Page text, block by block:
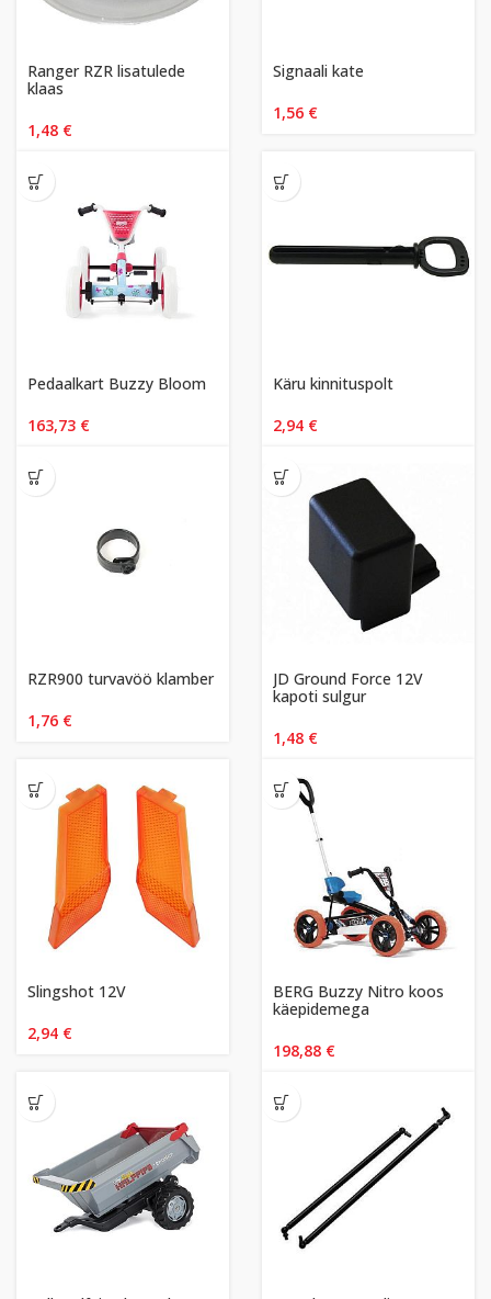
Ranger RZR lisatulede
klaas
1,48 €
Signaali kate
1,56 €
Pedaalkart Buzzy Bloom
163,73 €
Käru kinnituspolt
2,94 €
RZR900 turvavöö klamber
1,76 €
JD Ground Force 12V
kapoti sulgur
1,48 €
Slingshot 12V
2,94 €
BERG Buzzy Nitro koos
käepidemega
198,88 €